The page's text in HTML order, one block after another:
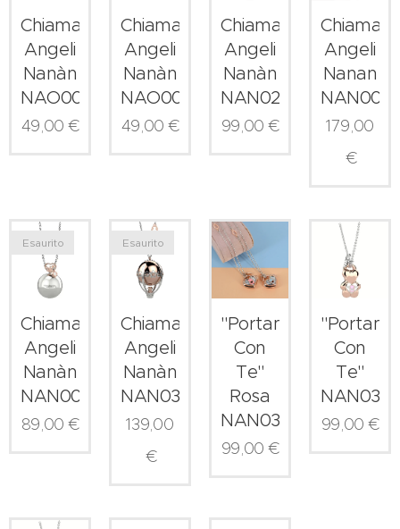
Chiama
Angeli
Nanàn
NAO0002
49,00 €
Chiama
Angeli
Nanàn
NAO0001
49,00 €
Chiama
Angeli
Nanàn
NAN0257
99,00 €
Chiama
Angeli
Nanan
NAN0041
179,00
€
Chiama
Angeli
Nanàn
NAN0090
Esaurito
89,00 €
Chiama
Angeli
Nanàn
NAN0396
Esaurito
139,00
€
"Portami
Con
Te"
Rosa
NAN0389
99,00 €
"Portami
Con
Te"
NAN0391
99,00 €